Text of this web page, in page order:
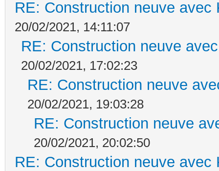
RE: Construction neuve avec
20/02/2021, 14:11:07
RE: Construction neuve
20/02/2021, 17:02:23
RE: Construction neuve
20/02/2021, 19:03:28
RE: Construction neuve
20/02/2021, 20:02:50
RE: Construction neuve avec